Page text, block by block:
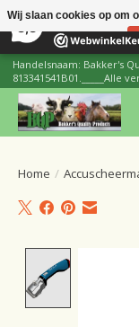
Handelsnaam: Bakker's
813341541B01._____Alle
Home /
Wij slaan cookies op om